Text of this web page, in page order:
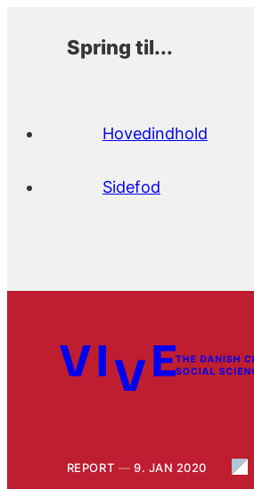
Spring til...
Hovedindhold
Sidefod
REPORT 9. JAN 2020